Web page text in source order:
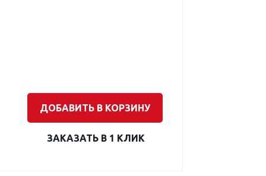
ДОБАВИТЬ В КОРЗИНУ
ЗАКАЗАТЬ В 1 КЛИК